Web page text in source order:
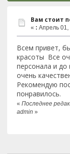
Вам стоит
« : Апрель 01,
Всем привет,
красоты Все
персонала и до
очень
Рекомендую
понравилось.
« Последнее
admin »